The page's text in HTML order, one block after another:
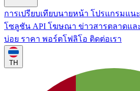
การเปรียบเทียบนายหน้า โปรแกรมแน
โซลูชัน API โฆษณา ข่าวสารตลาดแล
บ่อย ราคา พอร์ตโฟลิโอ ติดต่อเรา
TH